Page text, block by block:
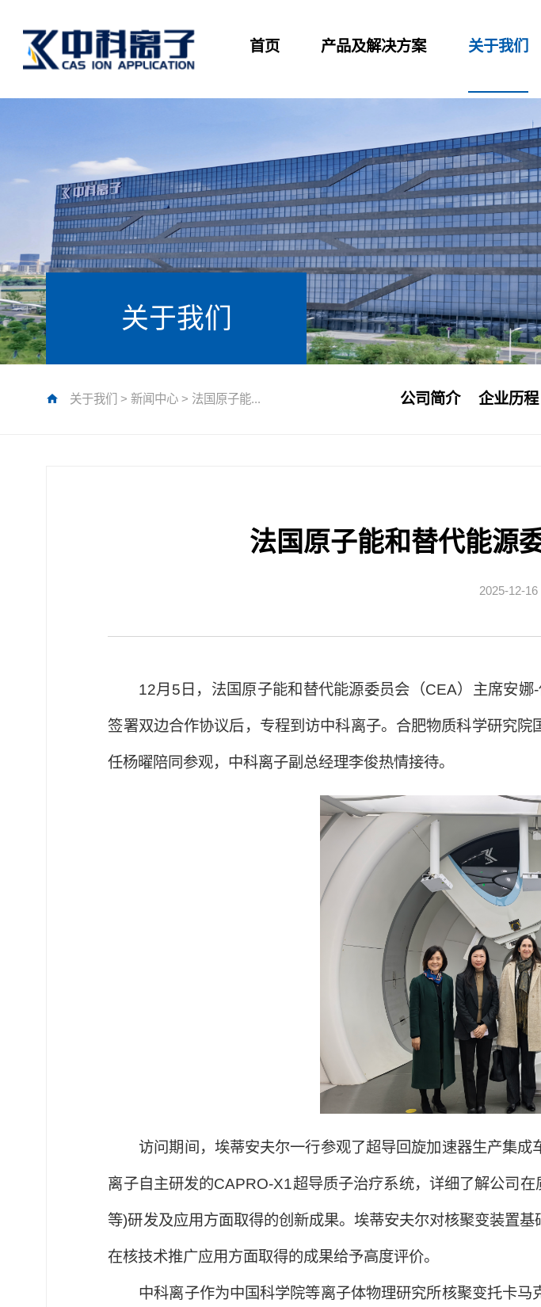
首页 产品及解决方案 关于我们
关于我们 > 新闻中心> 法国原子能...
关于我们
公司简介 企业历程
法国原子能和替代能源
2025-12-16
12月5日，法国原子能和替代能源委员会（CEA）主席安
签署双边合作协议后，专程到访中科离子。合肥物质科学研究
任杨曜陪同参观，中科离子副总经理李俊热情接待。
访问期间，埃蒂安夫尔一行参观了超导回旋加速器生产集
离子自主研发的CAPRO-X1超导质子治疗系统，详细了解公司
等)研发及应用方面取得的创新成果。埃蒂安夫尔对核聚变装置
在核技术推广应用方面取得的成果给予高度评价。
中科离子作为中国科学院等离子体物理研究所核聚变托卡